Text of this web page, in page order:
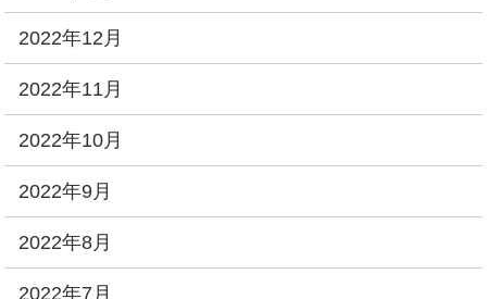
2022年12月
2022年11月
2022年10月
2022年9月
2022年8月
2022年7月